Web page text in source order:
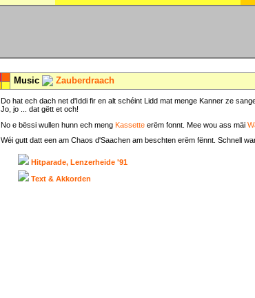
Music Zauberdraach
Do hat ech dach net d'Iddi fir en alt schéint Lidd mat menge Kanner ze
Jo, jo ... dat gëtt et och!
No e bëssi wullen hunn ech meng Kassette erëm fonnt. Mee wou ass mäi
Wéi gutt datt een am Chaos d'Saachen am beschten erëm fënnt. Schnell
Hitparade, Lenzerheide '91
Text & Akkorden